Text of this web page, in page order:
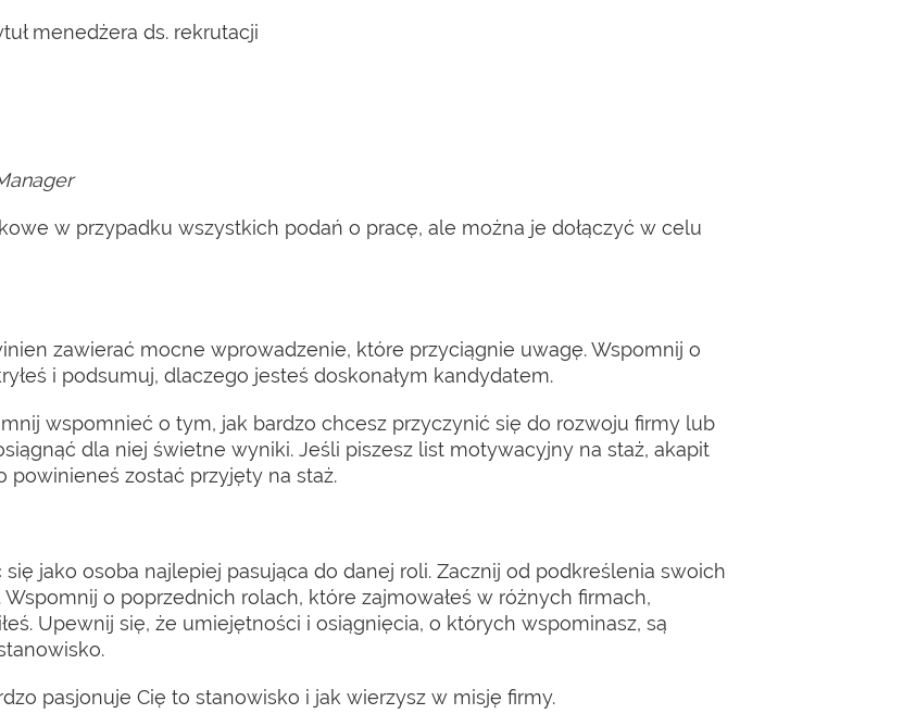
menedżera ds. rekrutacji
w przypadku wszystkich podań o pracę, ale można je dołączyć w celu
zawierać mocne wprowadzenie, które przyciągnie uwagę. Wspomnij o
i podsumuj, dlaczego jesteś doskonałym kandydatem.
wspomnieć o tym, jak bardzo chcesz przyczynić się do rozwoju firmy lub
dla niej świetne wyniki. Jeśli piszesz list motywacyjny na staż, akapit
zostać przyjęty na staż.
jako osoba najlepiej pasująca do danej roli. Zacznij od podkreślenia swoich
o poprzednich rolach, które zajmowałeś w różnych firmach,
Upewnij się, że umiejętności i osiągnięcia, o których wspominasz, są
pasjonuje Cię to stanowisko i jak wierzysz w misję firmy.